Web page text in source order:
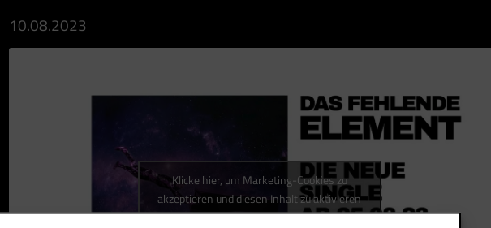
10.08.2023
Klicke hier, um Marketing-Cookies zu
akzeptieren und diesen Inhalt zu aktivieren